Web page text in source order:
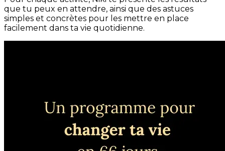
que tu peux en attendre, ainsi que des astuces
simples et concrètes pour les mettre en place
facilement dans ta vie quotidienne.